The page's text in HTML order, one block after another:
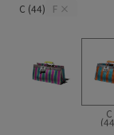
C (44) F ×
C